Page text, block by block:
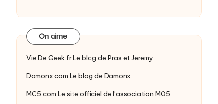
On aime
Vie De Geek.frLe blog de Pras et Jeremy
Damonx.com Le blog de Damonx
MO5.com Le site officiel de l’association MO5